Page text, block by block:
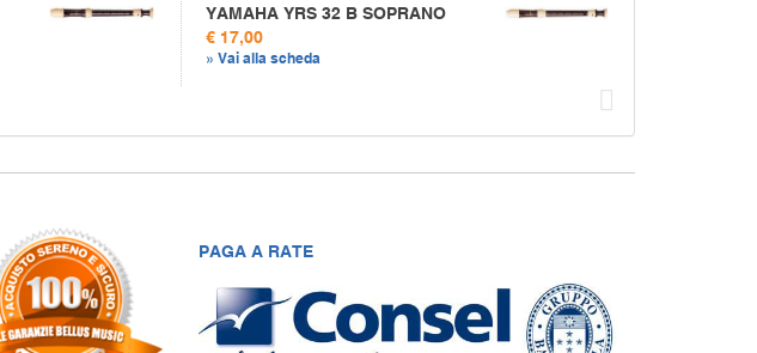
YAMAHA YRS 32 B SOPRANO
€ 17,00
» Vai alla scheda
PAGA A RATE